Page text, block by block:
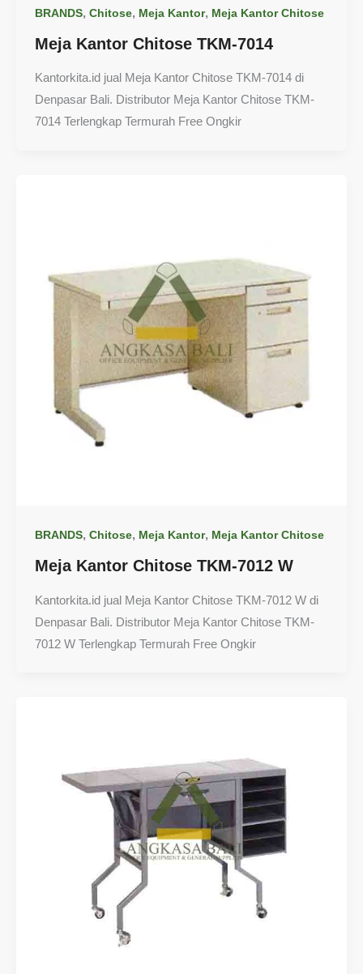
BRANDS, Chitose, Meja Kantor, Meja Kantor Chitose
Meja Kantor Chitose TKM-7014
Kantorkita.id jual Meja Kantor Chitose TKM-7014 di
Denpasar Bali. Distributor Meja Kantor Chitose TKM-
7014 Terlengkap Termurah Free Ongkir
BRANDS, Chitose, Meja Kantor, Meja Kantor Chitose
Meja Kantor Chitose TKM-7012 W
Kantorkita.id jual Meja Kantor Chitose TKM-7012 W di
Denpasar Bali. Distributor Meja Kantor Chitose TKM-
7012 W Terlengkap Termurah Free Ongkir